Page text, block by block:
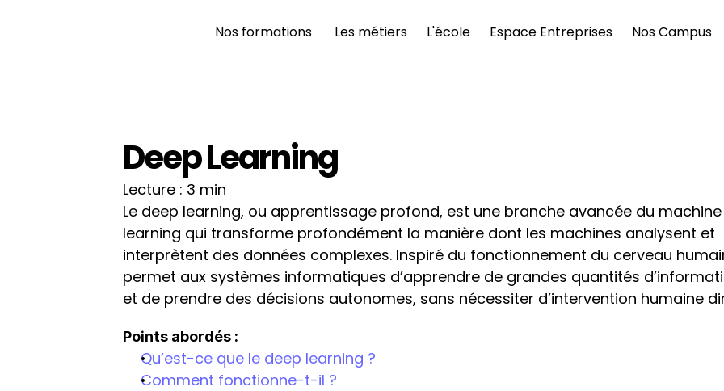
Nos formations Les métiers L'école Espace Entreprises Nos Campus
Deep Learning
Lecture : 3 min
Le deep learning, ou apprentissage profond, est une branche avancée du machine
learning qui transforme profondément la manière dont les machines analysent et
interprètent des données complexes. Inspiré du fonctionnement du cerveau
permet aux systèmes informatiques d’apprendre de grandes quantités
et de prendre des décisions autonomes, sans nécessiter d’intervention humaine
Points abordés :
Qu’est-ce que le deep learning ?
Comment fonctionne-t-il ?